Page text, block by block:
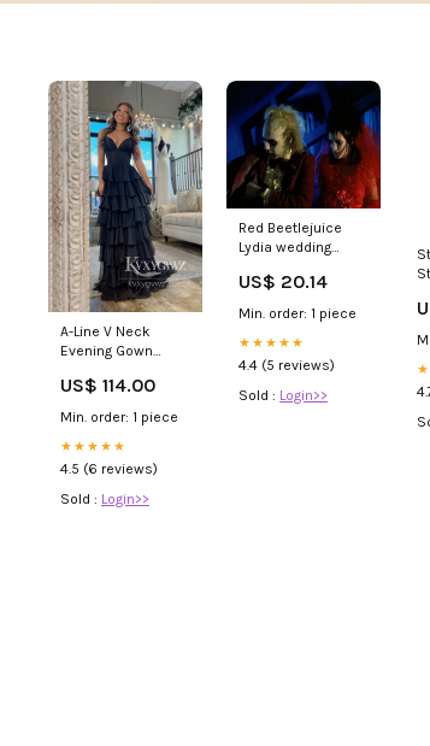
A-Line V Neck
Evening Gown
Tiered Long Prom
Dress LF1204
US$ 114.00
Min. order: 1 piece
★★★★★
4.5 (6 reviews)
Sold : Login>>
Red Beetlejuice
Lydia wedding
US$ 20.14
Min. order: 1 piece
★★★★★
4.4 (5 reviews)
Sold : Login>>